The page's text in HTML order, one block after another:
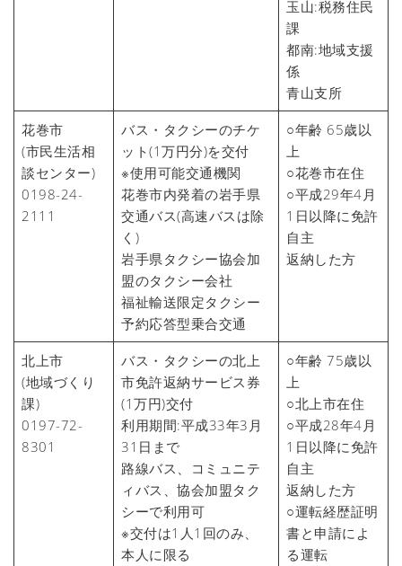
玉山:税務住民
課
都南:地域支援
係
青山支所
花巻市
(市民生活相
談センター)
0198-24-
2111
バス・タクシーのチケ
ット(1万円分)を交付
※使用可能交通機関
花巻市内発着の岩手県
交通バス(高速バスは除
く)
岩手県タクシー協会加
盟のタクシー会社
福祉輸送限定タクシー
予約応答型乗合交通
○年齢 65歳以
上
○花巻市在住
○平成29年4月
1日以降に免許
自主
返納した方
北上市
(地域づくり
課)
0197-72-
8301
バス・タクシーの北上
市免許返納サービス券
(1万円)交付
利用期間:平成33年3月
31日まで
路線バス、コミュニテ
ィバス、協会加盟タク
シーで利用可
※交付は1人1回のみ、
本人に限る
○年齢 75歳以
上
○北上市在住
○平成28年4月
1日以降に免許
自主
返納した方
○運転経歴証明
書と申請によ
る運転